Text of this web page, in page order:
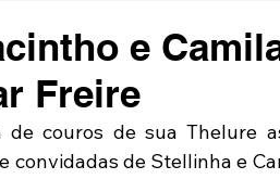
e
Freire
couros de sua Thelure
convidadas de Stellinha e